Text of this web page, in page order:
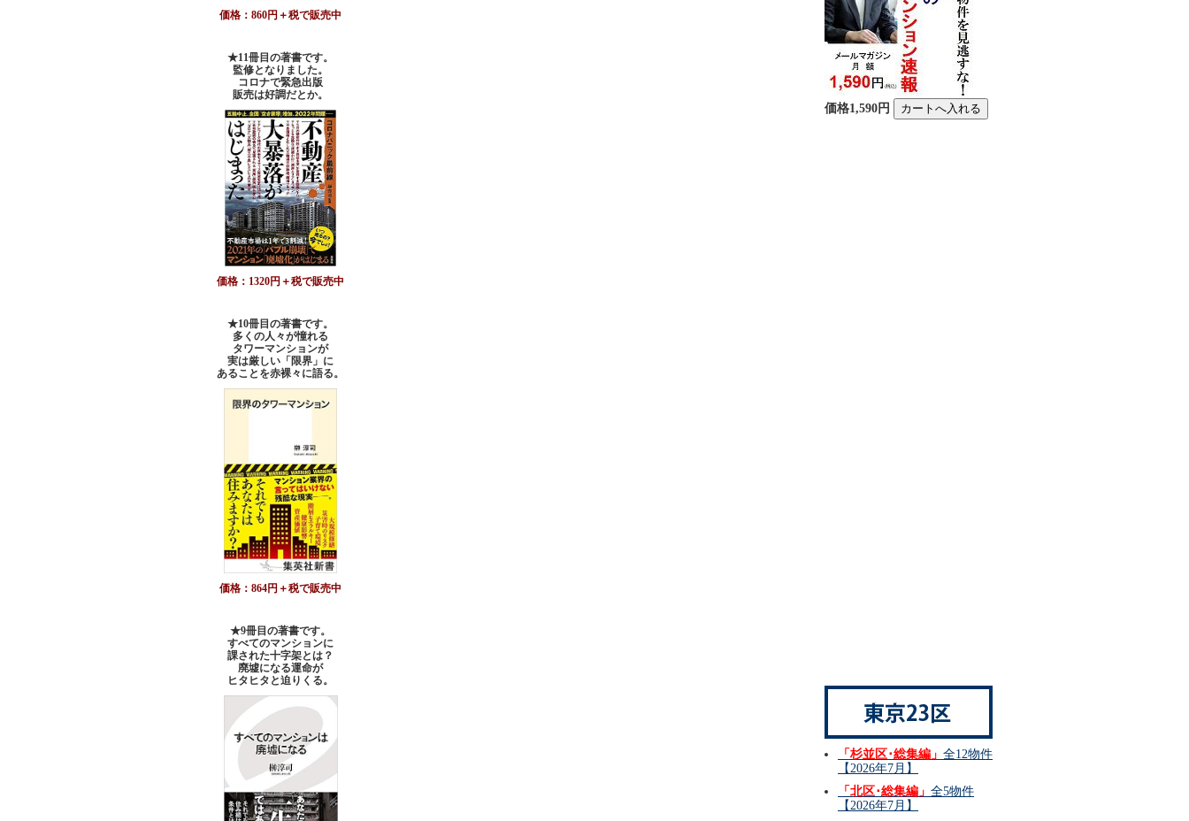
価格：860円＋税で販売中
★11冊目の著書です。
監修となりました。
コロナで緊急出版
販売は好調だとか。
価格：1320円＋税で販売中
★10冊目の著書です。
多くの人々が憧れる
タワーマンションが
実は厳しい「限界」に
あることを赤裸々に語る。
価格：864円＋税で販売中
★9冊目の著書です。
すべてのマンションに
課された十字架とは？
廃墟になる運命が
ヒタヒタと迫りくる。
価格1,590円
「杉並区･総集編」 全12物件
【2026年7月】
「北区･総集編」 全5物件
【2026年7月】